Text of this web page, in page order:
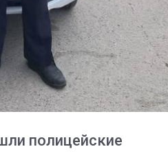
полицейские